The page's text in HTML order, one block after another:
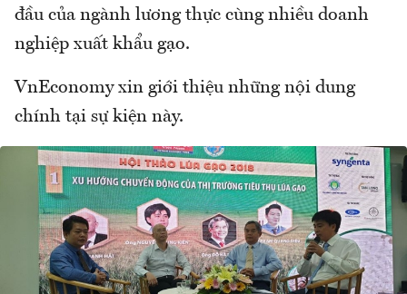
đầu của ngành lương thực cùng nhiều doanh
nghiệp xuất khẩu gạo.
VnEconomy xin giới thiệu những nội dung
chính tại sự kiện này.